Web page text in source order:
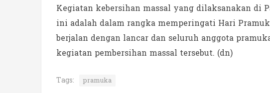
Kegiatan kebersihan massal yang dilaksanakan di
ini adalah dalam rangka memperingati Hari
berjalan dengan lancar dan seluruh anggota
kegiatan pembersihan massal tersebut. (dn)
Tags: pramuka